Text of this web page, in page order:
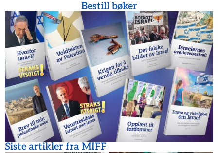
Bestill bøker
Siste artikler fra MIFF